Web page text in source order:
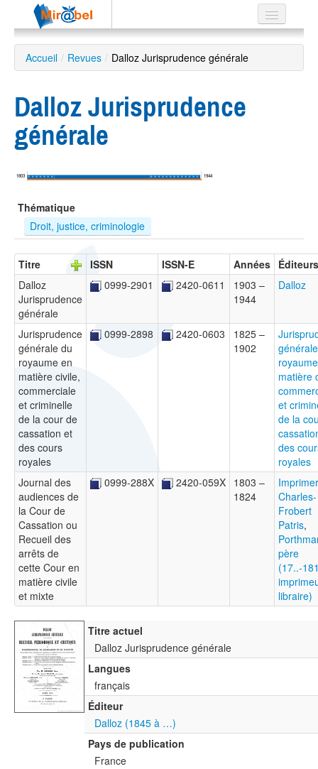
Le réseau
Soutien
Listes
Recherche
EN
ES
?
Accueil / Revues / Dalloz Jurisprudence générale
Dalloz Jurisprudence
générale
1803 1944
Thématique
Droit, justice, criminologie
Titre ISSN ISSN-E Années Éditeurs
Dalloz
Jurisprudence
générale
0999-2901 2420-0611
1903 –
1944
Dalloz
Jurisprudence
générale du
royaume en
matière civile,
commerciale
et criminelle
de la cour de
cassation et
des cours
royales
0999-2898 2420-0603
1825 –
1902
matière
et
de la
des
royales
Journal des
audiences de
la Cour de
Cassation ou
Recueil des
arrêts de
cette Cour en
matière civile
et mixte
0999-288X 2420-059X 1803 –
1824
Charles-
Frobert
Patris,
père
(17..-
libraire)
Titre actuel
Dalloz Jurisprudence générale
Langues
français
Éditeur
Dalloz (1845 à …)
Pays de publication
France